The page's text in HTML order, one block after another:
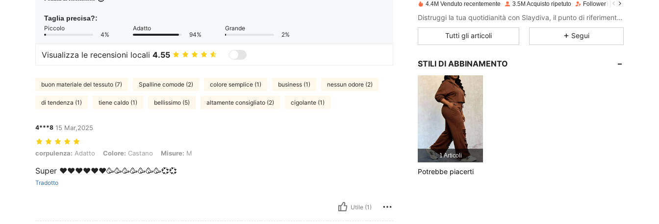
Taglia precisa?:
Piccolo
4%
Adatto
94%
Grande
2%
Visualizza le recensioni locali 4.55
buon materiale del tessuto (7) Spalline comode (2) colore semplice (1) business (1) nessun odore (2)
di tendenza (1) tiene caldo (1) bellissimo (5) altamente consigliato (2) cigolante (1)
4***8 15 Mar,2025
corpulenza: Adatto, Colore: Castano, Misure: M
corpulenza: Adatto Colore: Castano Misure: M
Super ❤️❤️❤️❤️❤️❤️🥳🥳🥳🥳🥳🥳🥳💞💞
Tradotto
Utile (1)
4.85
4.85
4.85
4.4M Venduto recentemente 3.5M Acquisto ripetuto Follower in crescita del 13%
Distruggi la tua quotidianità con Slaydiva, il punto di riferimento della moda!
Tutti gli articoli Segui
STILI DI ABBINAMENTO
1 Articoli
Potrebbe piacerti